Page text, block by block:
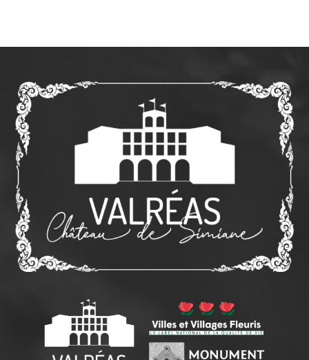
HORAIRES DE VISITE :
Janvier, février, mars, octobre, novembre, décembre
:mercredi et samedi de 10h à 12h et de 14h à 16h30, mardi, jeudi et
vendredi de 14h à 16h30.
Avril, mai, juin, septembre :mercredi, vendredi et samedi de 10h
à 12h et de 14h à 17h, mardi et jeudi de 14h à 17h.
Juillet, août : tous les jours, de 10h à 12h30 et de 14h30 à 18h.